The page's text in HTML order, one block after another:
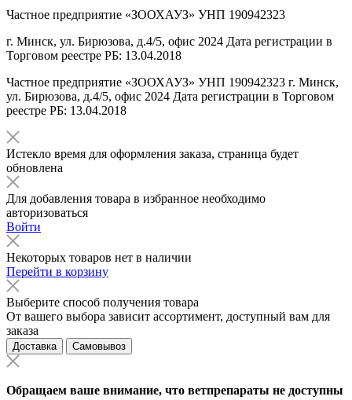
Частное предприятие «ЗООХАУЗ» УНП 190942323
г. Минск, ул. Бирюзова, д.4/5, офис 2024 Дата регистрации в
Торговом реестре РБ: 13.04.2018
Частное предприятие «ЗООХАУЗ» УНП 190942323 г. Минск,
ул. Бирюзова, д.4/5, офис 2024 Дата регистрации в Торговом
реестре РБ: 13.04.2018
Истекло время для оформления заказа, страница будет
обновлена
Для добавления товара в избранное необходимо
авторизоваться
Войти
Некоторых товаров нет в наличии
Перейти в корзину
Выберите способ получения товара
От вашего выбора зависит ассортимент, доступный вам для
заказа
Доставка Самовывоз
Обращаем ваше внимание, что ветпрепараты не доступны